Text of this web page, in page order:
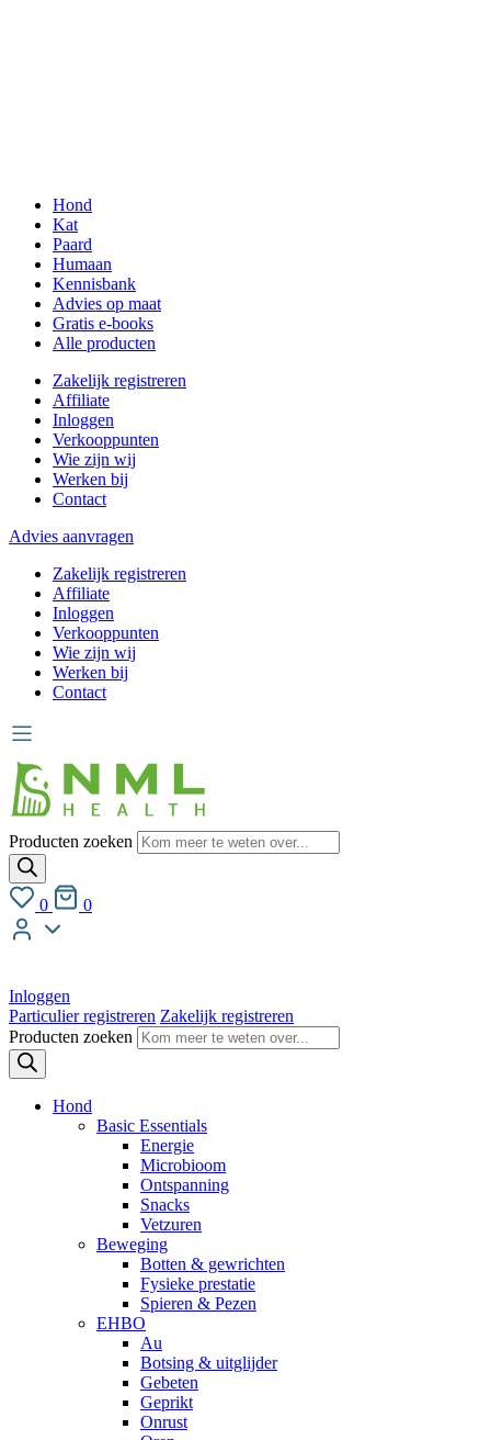
Hond
Kat
Paard
Humaan
Kennisbank
Advies op maat
Gratis e-books
Alle producten
Zakelijk registreren
Affiliate
Inloggen
Verkooppunten
Wie zijn wij
Werken bij
Contact
Advies aanvragen
Zakelijk registreren
Affiliate
Inloggen
Verkooppunten
Wie zijn wij
Werken bij
Contact
Producten zoeken
0 0
Inloggen
Particulier registreren Zakelijk registreren
Producten zoeken
Hond
Basic Essentials
Energie
Microbioom
Ontspanning
Snacks
Vetzuren
Beweging
Botten & gewrichten
Fysieke prestatie
Spieren & Pezen
EHBO
Au
Botsing & uitglijder
Gebeten
Geprikt
Onrust